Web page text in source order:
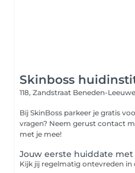
Skinboss
118, Zandstraat Beneden-
Bij SkinBoss parkeer je gratis voor de deur!
vragen? Neem gerust contact
met je mee!
Jouw eerste huiddate met